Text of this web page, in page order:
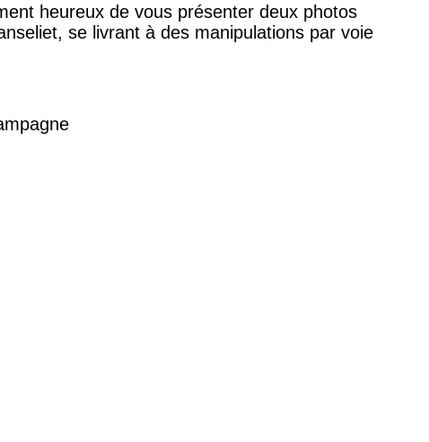
heureux de vous présenter deux photos
se livrant à des manipulations par voie